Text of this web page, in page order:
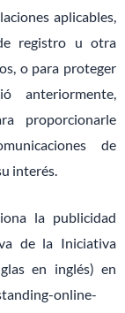
aplicables,
registro u otra
o para proteger
anteriormente,
proporcionarle
de
interés.
la publicidad
de la Iniciativa
en inglés) en
online-